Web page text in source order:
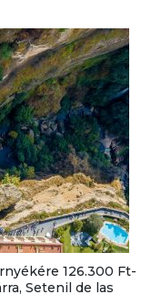
126.300 Ft-
Setenil de las